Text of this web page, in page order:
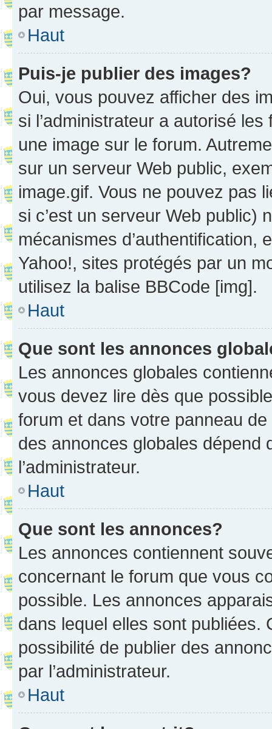
par message.
Haut
Puis-je publier des images?
Oui, vous pouvez afficher des
si l’administrateur a autorisé
une image sur le forum.
sur un serveur Web public,
image.gif. Vous ne pouvez pas
si c’est un serveur Web public)
mécanismes d’authentification,
Yahoo!, sites protégés par un
utilisez la balise BBCode [img].
Haut
Que sont les annonces
Les annonces globales
vous devez lire dès que
forum et dans votre panneau
des annonces globales dépend
l’administrateur.
Haut
Que sont les annonces?
Les annonces contiennent
concernant le forum que vous
possible. Les annonces
dans lequel elles sont publiées.
possibilité de publier des
par l’administrateur.
Haut